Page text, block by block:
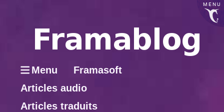
MENU
Menu
Framasoft
Articles audio
Articles traduits